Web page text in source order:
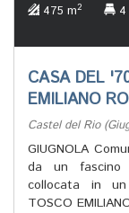
475 m2
CASA DEL
EMILIANO
Castel del Rio
GIUGNOLA
da un fascino
collocata in un
TOSCO